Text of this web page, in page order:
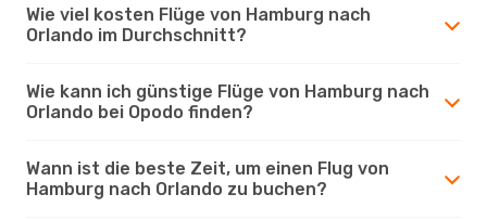
Wie viel kosten Flüge von Hamburg nach
Orlando im Durchschnitt?
Wie kann ich günstige Flüge von Hamburg nach
Orlando bei Opodo finden?
Wann ist die beste Zeit, um einen Flug von
Hamburg nach Orlando zu buchen?